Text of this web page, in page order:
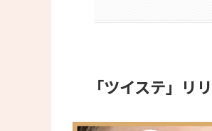
「ツイステ」リ